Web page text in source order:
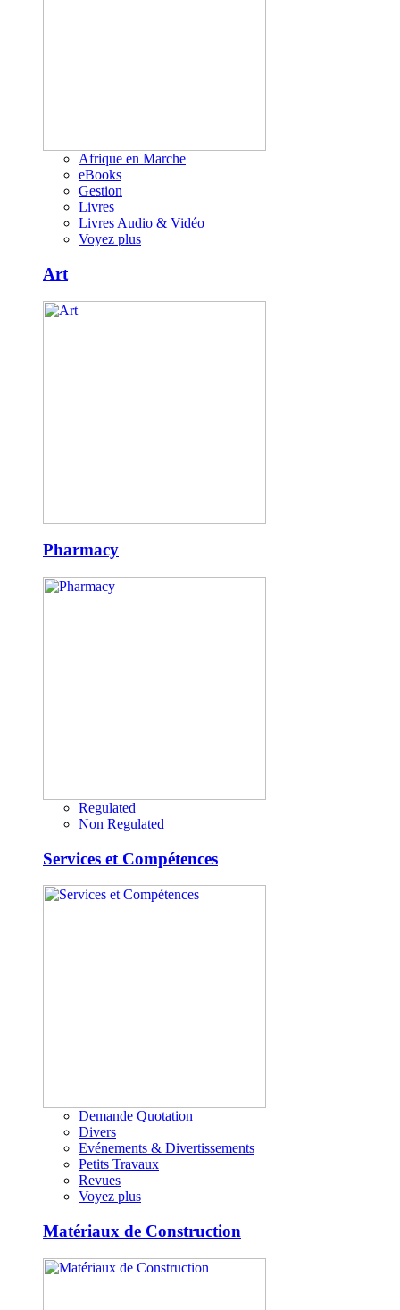
Afrique en Marche
eBooks
Gestion
Livres
Livres Audio & Vidéo
Voyez plus
Art
Pharmacy
Regulated
Non Regulated
Services et Compétences
Demande Quotation
Divers
Evénements & Divertissements
Petits Travaux
Revues
Voyez plus
Matériaux de Construction